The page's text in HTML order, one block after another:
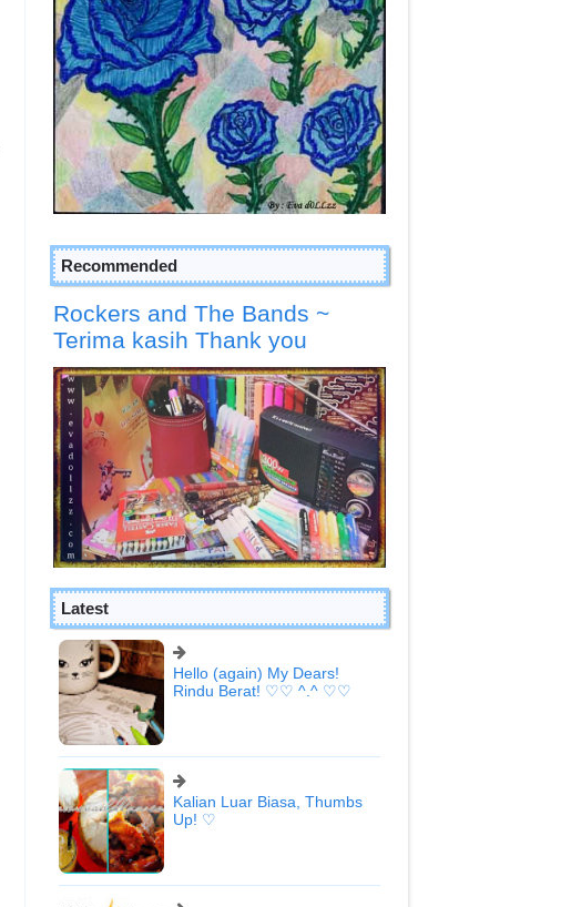
Recommended
Rockers and The Bands ~
Terima kasih Thank you
Latest
Hello (again) My Dears!
Rindu Berat! ♡♡ ^.^ ♡♡
Kalian Luar Biasa, Thumbs
Up! ♡